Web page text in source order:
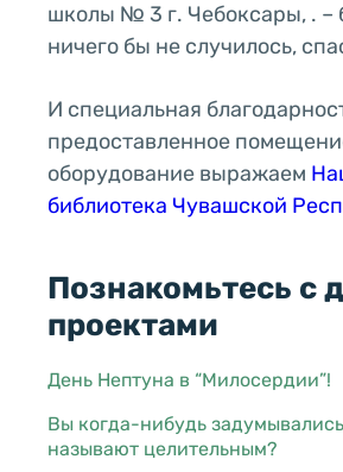
школы № 3 г. Чебоксары, . –
ничего бы не случилось,
И специальная
предоставленное
оборудование выражаем
библиотека Чувашской
Познакомьтесь с
проектами
День Нептуна в “Милосердии”!
Вы когда-нибудь
называют целительным?